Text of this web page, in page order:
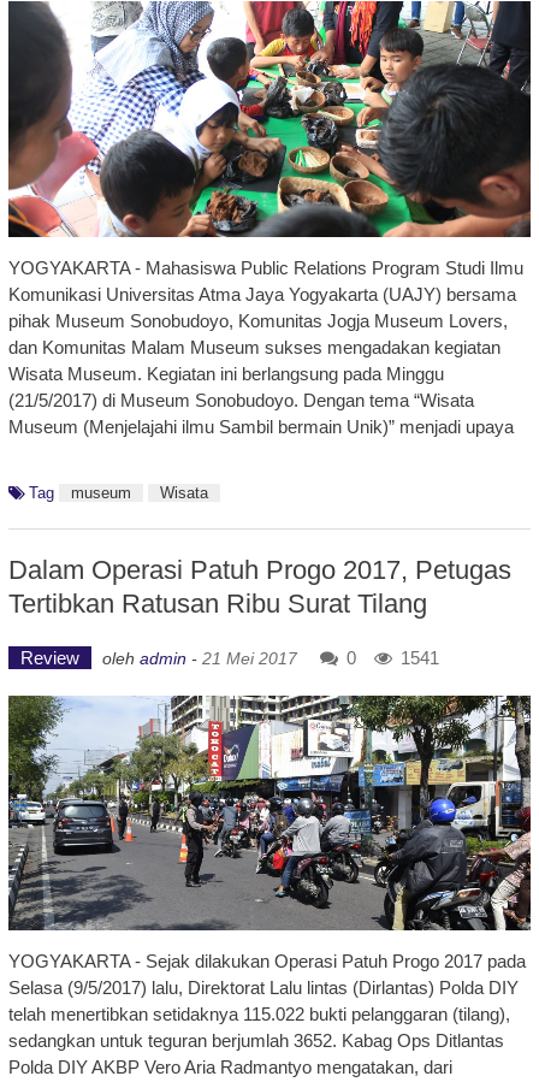
YOGYAKARTA - Mahasiswa Public Relations Program Studi Ilmu
Komunikasi Universitas Atma Jaya Yogyakarta (UAJY) bersama
pihak Museum Sonobudoyo, Komunitas Jogja Museum Lovers,
dan Komunitas Malam Museum sukses mengadakan kegiatan
Wisata Museum. Kegiatan ini berlangsung pada Minggu
(21/5/2017) di Museum Sonobudoyo. Dengan tema “Wisata
Museum (Menjelajahi ilmu Sambil bermain Unik)” menjadi upaya
Tag museum Wisata
Dalam Operasi Patuh Progo 2017, Petugas
Tertibkan Ratusan Ribu Surat Tilang
Review oleh admin - 21 Mei 2017 0 1541
YOGYAKARTA - Sejak dilakukan Operasi Patuh Progo 2017 pada
Selasa (9/5/2017) lalu, Direktorat Lalu lintas (Dirlantas) Polda DIY
telah menertibkan setidaknya 115.022 bukti pelanggaran (tilang),
sedangkan untuk teguran berjumlah 3652. Kabag Ops Ditlantas
Polda DIY AKBP Vero Aria Radmantyo mengatakan, dari